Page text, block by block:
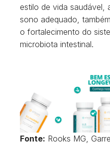
estilo de vida saudável,
sono adequado,
o fortalecimento do
microbiota intestinal.
Fonte: Rooks MG,